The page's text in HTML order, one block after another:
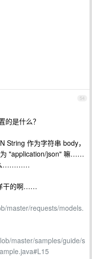
54
的是什么？
String 作为字符串 body，
"application/json" 嘛……
么…………
干的啊……
master/requests/models.
master/samples/guide/s